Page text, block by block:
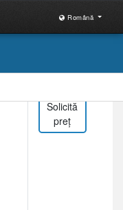
Română
Solicită
preț